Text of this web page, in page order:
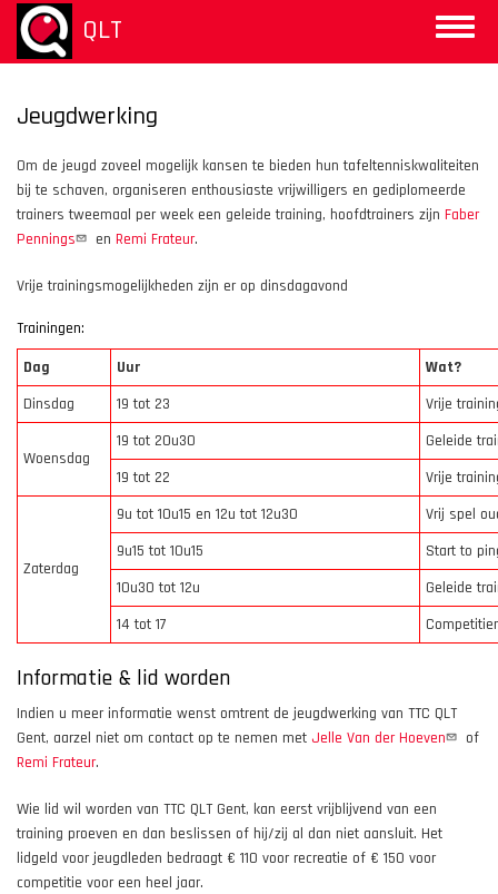
Aller
contenu
Toggle
QLT
Jeugdwerking
Om de jeugd zoveel mogelijk kansen te bieden hun tafeltenniskwaliteiten
bij te schaven, organiseren enthousiaste vrijwilligers en gediplomeerde
trainers tweemaal per week een geleide training, hoofdtrainers zijn Faber
Pennings
en Remi Frateur.
Vrije trainingsmogelijkheden zijn er op dinsdagavond
Trainingen:
Dag
Uur
Wat?
Dinsdag
19 tot 23 Vrije
Woensdag
19 tot 20u30
Geleide
19 tot 22
Vrije
Zaterdag
9u tot 10u15 en 12u tot 12u30
Vrij spel
9u15 tot 10u15
Start to
10u30 tot 12u
Geleide
14 tot 17
Informatie & lid worden
Indien u meer informatie wenst omtrent de jeugdwerking van TTC QLT
Gent, aarzel niet om contact op te nemen met Jelle Van der Hoeven
of
Remi Frateur.
Wie lid wil worden van TTC QLT Gent, kan eerst vrijblijvend van een
training proeven en dan beslissen of hij/zij al dan niet aansluit. Het
lidgeld voor jeugdleden bedraagt € 110 voor recreatie of € 150 voor
competitie voor een heel jaar.